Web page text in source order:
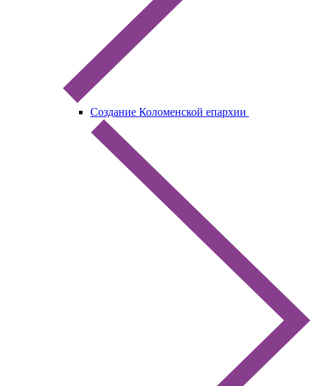
Создание Коломенской епархии